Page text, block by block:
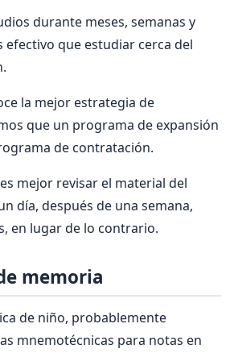
durante meses, semanas y
efectivo que estudiar cerca del
la mejor estrategia de
que un programa de expansión
de contratación.
mejor revisar el material del
día, después de una semana,
en lugar de lo contrario.
memoria
de niño, probablemente
mnemotécnicas para notas en